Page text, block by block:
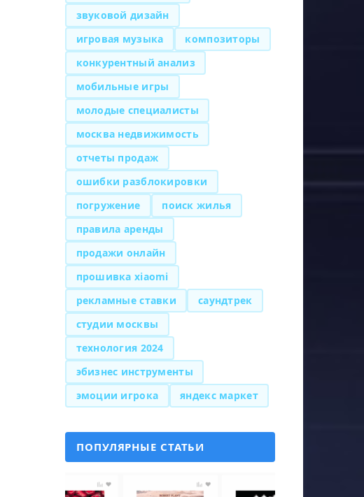
звуковой дизайн
игровая музыка
композиторы
конкурентный анализ
мобильные игры
молодые специалисты
москва недвижимость
отчеты продаж
ошибки разблокировки
погружение
поиск жилья
правила аренды
продажи онлайн
прошивка xiaomi
рекламные ставки
саундтрек
студии москвы
технология 2024
эбизнес инструменты
эмоции игрока
яндекс маркет
ПОПУЛЯРНЫЕ СТАТЬИ